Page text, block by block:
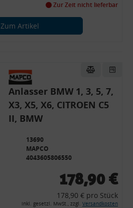
Zur Zeit nicht lieferbar
Zum Artikel
Anlasser BMW 1, 3, 5, 7,
X3, X5, X6, CITROEN C5
II, BMW
13690
MAPCO
4043605806550
178,90 €
178,90 € pro Stück
inkl. gesetzl. MwSt., zzgl. Versandkosten